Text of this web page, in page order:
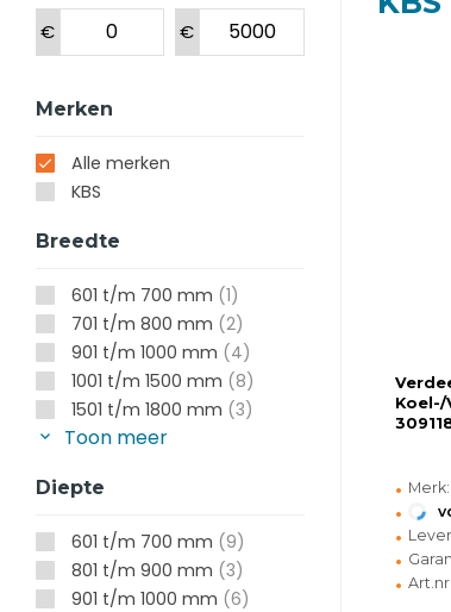
€ €
Merken
Alle merken
KBS
Breedte
601 t/m 700 mm (1)
701 t/m 800 mm (2)
901 t/m 1000 mm (4)
1001 t/m 1500 mm (8)
1501 t/m 1800 mm (3)
Toon meer
Diepte
601 t/m 700 mm (9)
801 t/m 900 mm (3)
901 t/m 1000 mm (6)
Koel-/
• Merk:
•
•
•
• Art.nr: